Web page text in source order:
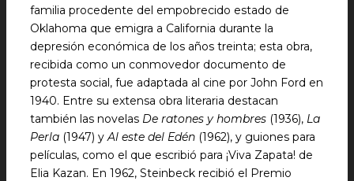
familia procedente del empobrecido estado de
Oklahoma que emigra a California durante la
depresión económica de los años treinta; esta obra,
recibida como un conmovedor documento de
protesta social, fue adaptada al cine por John Ford en
1940. Entre su extensa obra literaria destacan
también las novelas De ratones y hombres (1936), La
Perla (1947) yAl este del Edén (1962), y guiones para
películas, como el que escribió para ¡Viva Zapata! de
Elia Kazan. En 1962, Steinbeck recibió el Premio